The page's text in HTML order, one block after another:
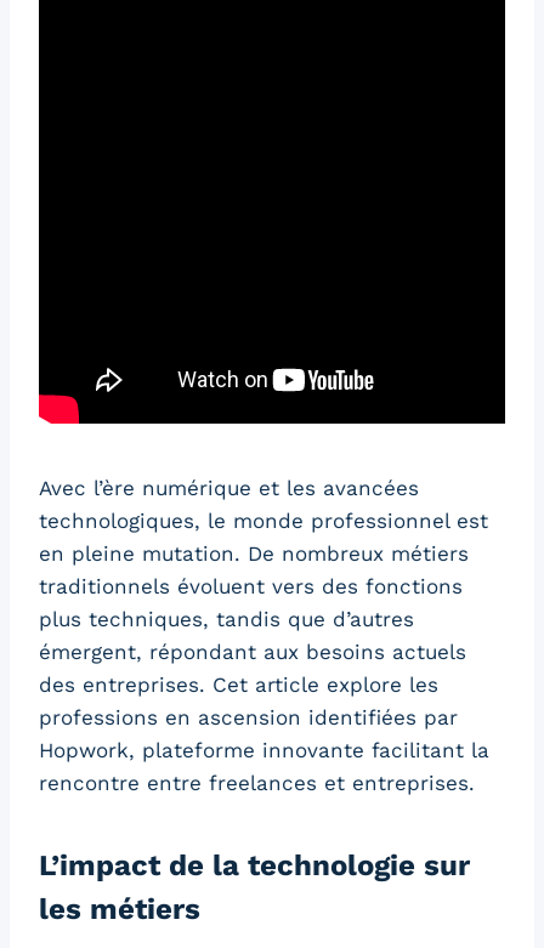
Avec l’ère numérique et les avancées
technologiques, le monde professionnel est
en pleine mutation. De nombreux métiers
traditionnels évoluent vers des fonctions
plus techniques, tandis que d’autres
émergent, répondant aux besoins actuels
des entreprises. Cet article explore les
professions en ascension identifiées par
Hopwork, plateforme innovante facilitant la
rencontre entre freelances et entreprises.
L’impact de la technologie sur
les métiers